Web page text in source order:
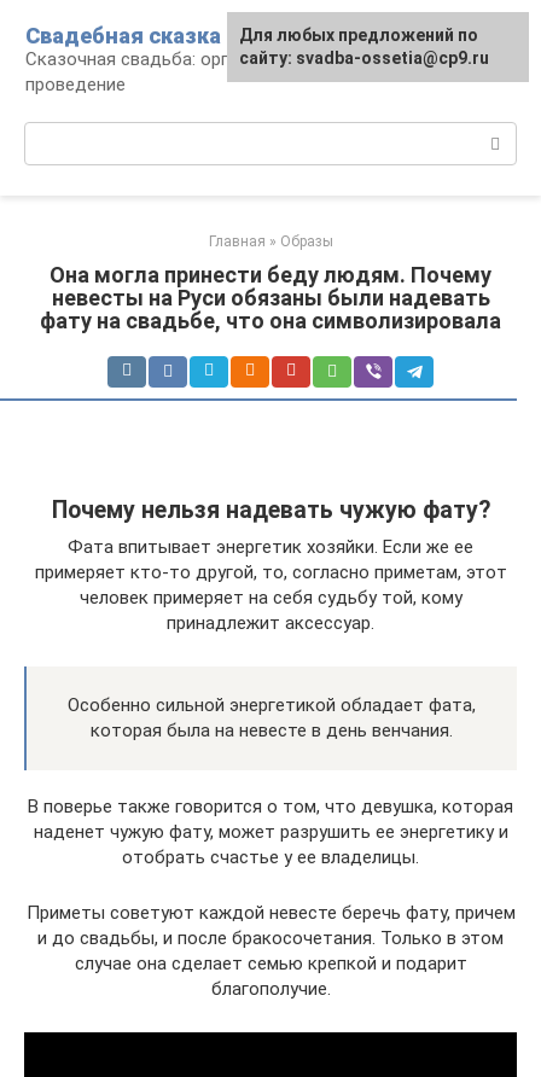
контенту
Свадебная сказка
Сказочная свадьба: организация и
проведение
Главная » Образы
Она могла принести беду людям. Почему
невесты на Руси обязаны были надевать
фату на свадьбе, что она символизировала
Почему нельзя надевать чужую фату?
Фата впитывает энергетик хозяйки. Если же ее
примеряет кто-то другой, то, согласно приметам, этот
человек примеряет на себя судьбу той, кому
принадлежит аксессуар.
Особенно сильной энергетикой обладает фата,
которая была на невесте в день венчания.
В поверье также говорится о том, что девушка, которая
наденет чужую фату, может разрушить ее энергетику и
отобрать счастье у ее владелицы.
Приметы советуют каждой невесте беречь фату, причем
и до свадьбы, и после бракосочетания. Только в этом
случае она сделает семью крепкой и подарит
благополучие.
Для любых предложений по
сайту: svadba-ossetia@cp9.ru